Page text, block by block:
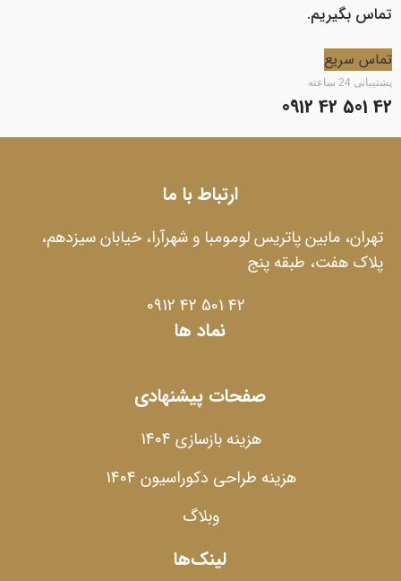
تماس بگیریم.
تماس سریع
پشتیبانی 24 ساعته
42 501 42 0912
ارتباط با ما
تهران، مابین پاتریس لومومبا و شهرآرا، خیابان سیزدهم،
پلاک هفت، طبقه پنج
42 501 42 0912
نماد ها
صفحات پیشنهادی
هزینه بازسازی 1404
هزینه طراحی دکوراسیون 1404
وبلاگ
لینک‌ها